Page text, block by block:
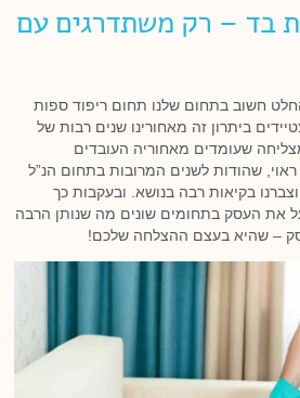
בד – רק משתדרגים עם
חשוב בתחום שלנו תחום ריפוד ספות
ביתרון זה מאחורינו שנים רבות של
שעומדים מאחוריה העובדים
ראוי, שהודות לשנים המרובות בתחום הנ”ל
בקיאות רבה בנושא. ובעקבות כך
את העסק בתחומים שונים מה שנותן הרבה
– שהיא בעצם ההצלחה שלכם!